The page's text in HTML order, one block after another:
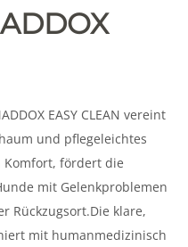
EASY CLEAN vereint
und pflegeleichtes
Komfort, fördert die
mit Gelenkproblemen
Rückzugsort.Die klare,
mit humanmedizinisch